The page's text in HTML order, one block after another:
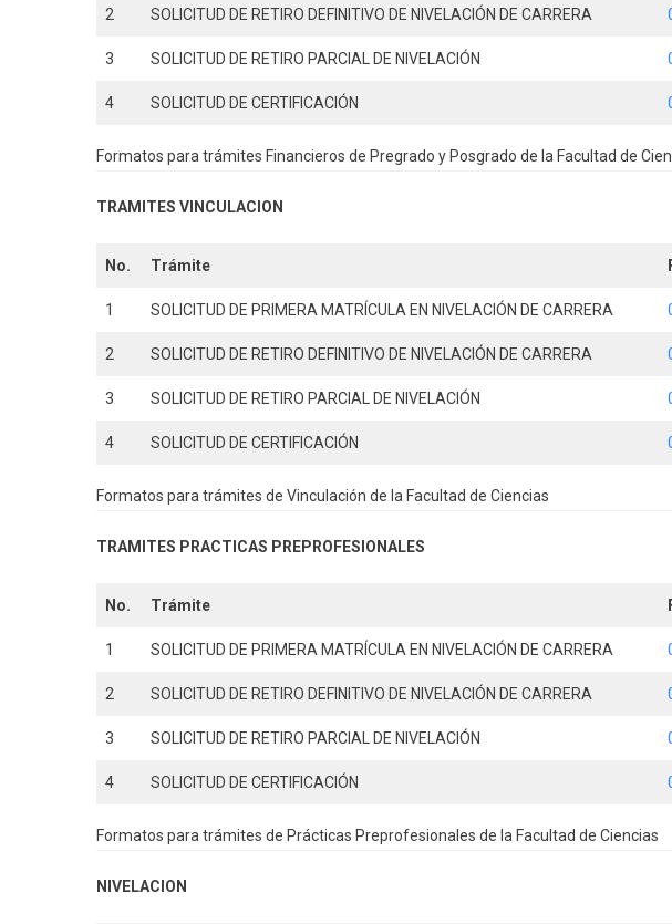
2 SOLICITUD DE RETIRO DEFINITIVO DE NIVELACIÓN DE CARRERA
3 SOLICITUD DE RETIRO PARCIAL DE NIVELACIÓN
4 SOLICITUD DE CERTIFICACIÓN
Formatos para trámites Financieros de Pregrado y Posgrado de la Facultad de
TRAMITES VINCULACION
No. Trámite
1 SOLICITUD DE PRIMERA MATRÍCULA EN NIVELACIÓN DE CARRERA
2 SOLICITUD DE RETIRO DEFINITIVO DE NIVELACIÓN DE CARRERA
3 SOLICITUD DE RETIRO PARCIAL DE NIVELACIÓN
4 SOLICITUD DE CERTIFICACIÓN
Formatos para trámites de Vinculación de la Facultad de Ciencias
TRAMITES PRACTICAS PREPROFESIONALES
No. Trámite
1 SOLICITUD DE PRIMERA MATRÍCULA EN NIVELACIÓN DE CARRERA
2 SOLICITUD DE RETIRO DEFINITIVO DE NIVELACIÓN DE CARRERA
3 SOLICITUD DE RETIRO PARCIAL DE NIVELACIÓN
4 SOLICITUD DE CERTIFICACIÓN
Formatos para trámites de Prácticas Preprofesionales de la Facultad de Ciencias
NIVELACION